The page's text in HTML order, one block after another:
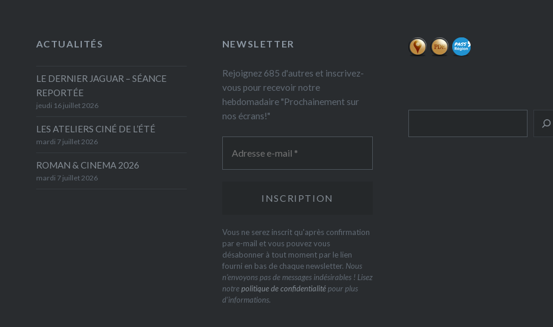
ACTUALITÉS
LE DERNIER JAGUAR – SÉANCE
REPORTÉE
jeudi 16 juillet 2026
LES ATELIERS CINÉ DE L’ÉTÉ
mardi 7 juillet 2026
ROMAN & CINEMA 2026
mardi 7 juillet 2026
NEWSLETTER
Rejoignez 685 d'autres et inscrivez-
vous pour recevoir notre
hebdomadaire "Prochainement sur
nos écrans!"
Vous ne serez inscrit qu'après confirmation
par e-mail et vous pouvez vous
désabonner à tout moment par le lien
fourni en bas de chaque newsletter. Nous
n’envoyons pas de messages indésirables ! Lisez
notrepolitique de confidentialitépour plus
d’informations.